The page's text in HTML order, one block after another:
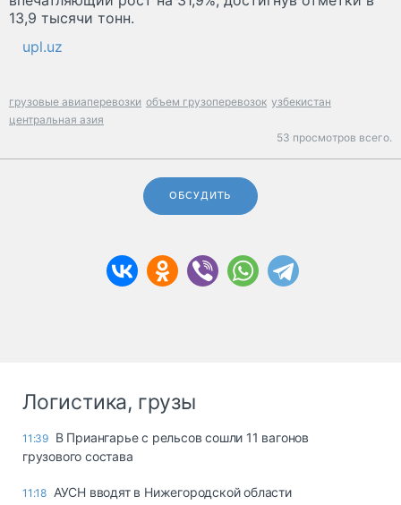
13,9 тысячи тонн.
upl.uz
грузовые авиаперевозки объем грузоперевозок узбекистан
центральная азия
53 просмотров всего.
ОБСУДИТЬ
Логистика, грузы
11:39 В Приангарье с рельсов сошли 11 вагонов
грузового состава
11:18 АУСН вводят в Нижегородской области